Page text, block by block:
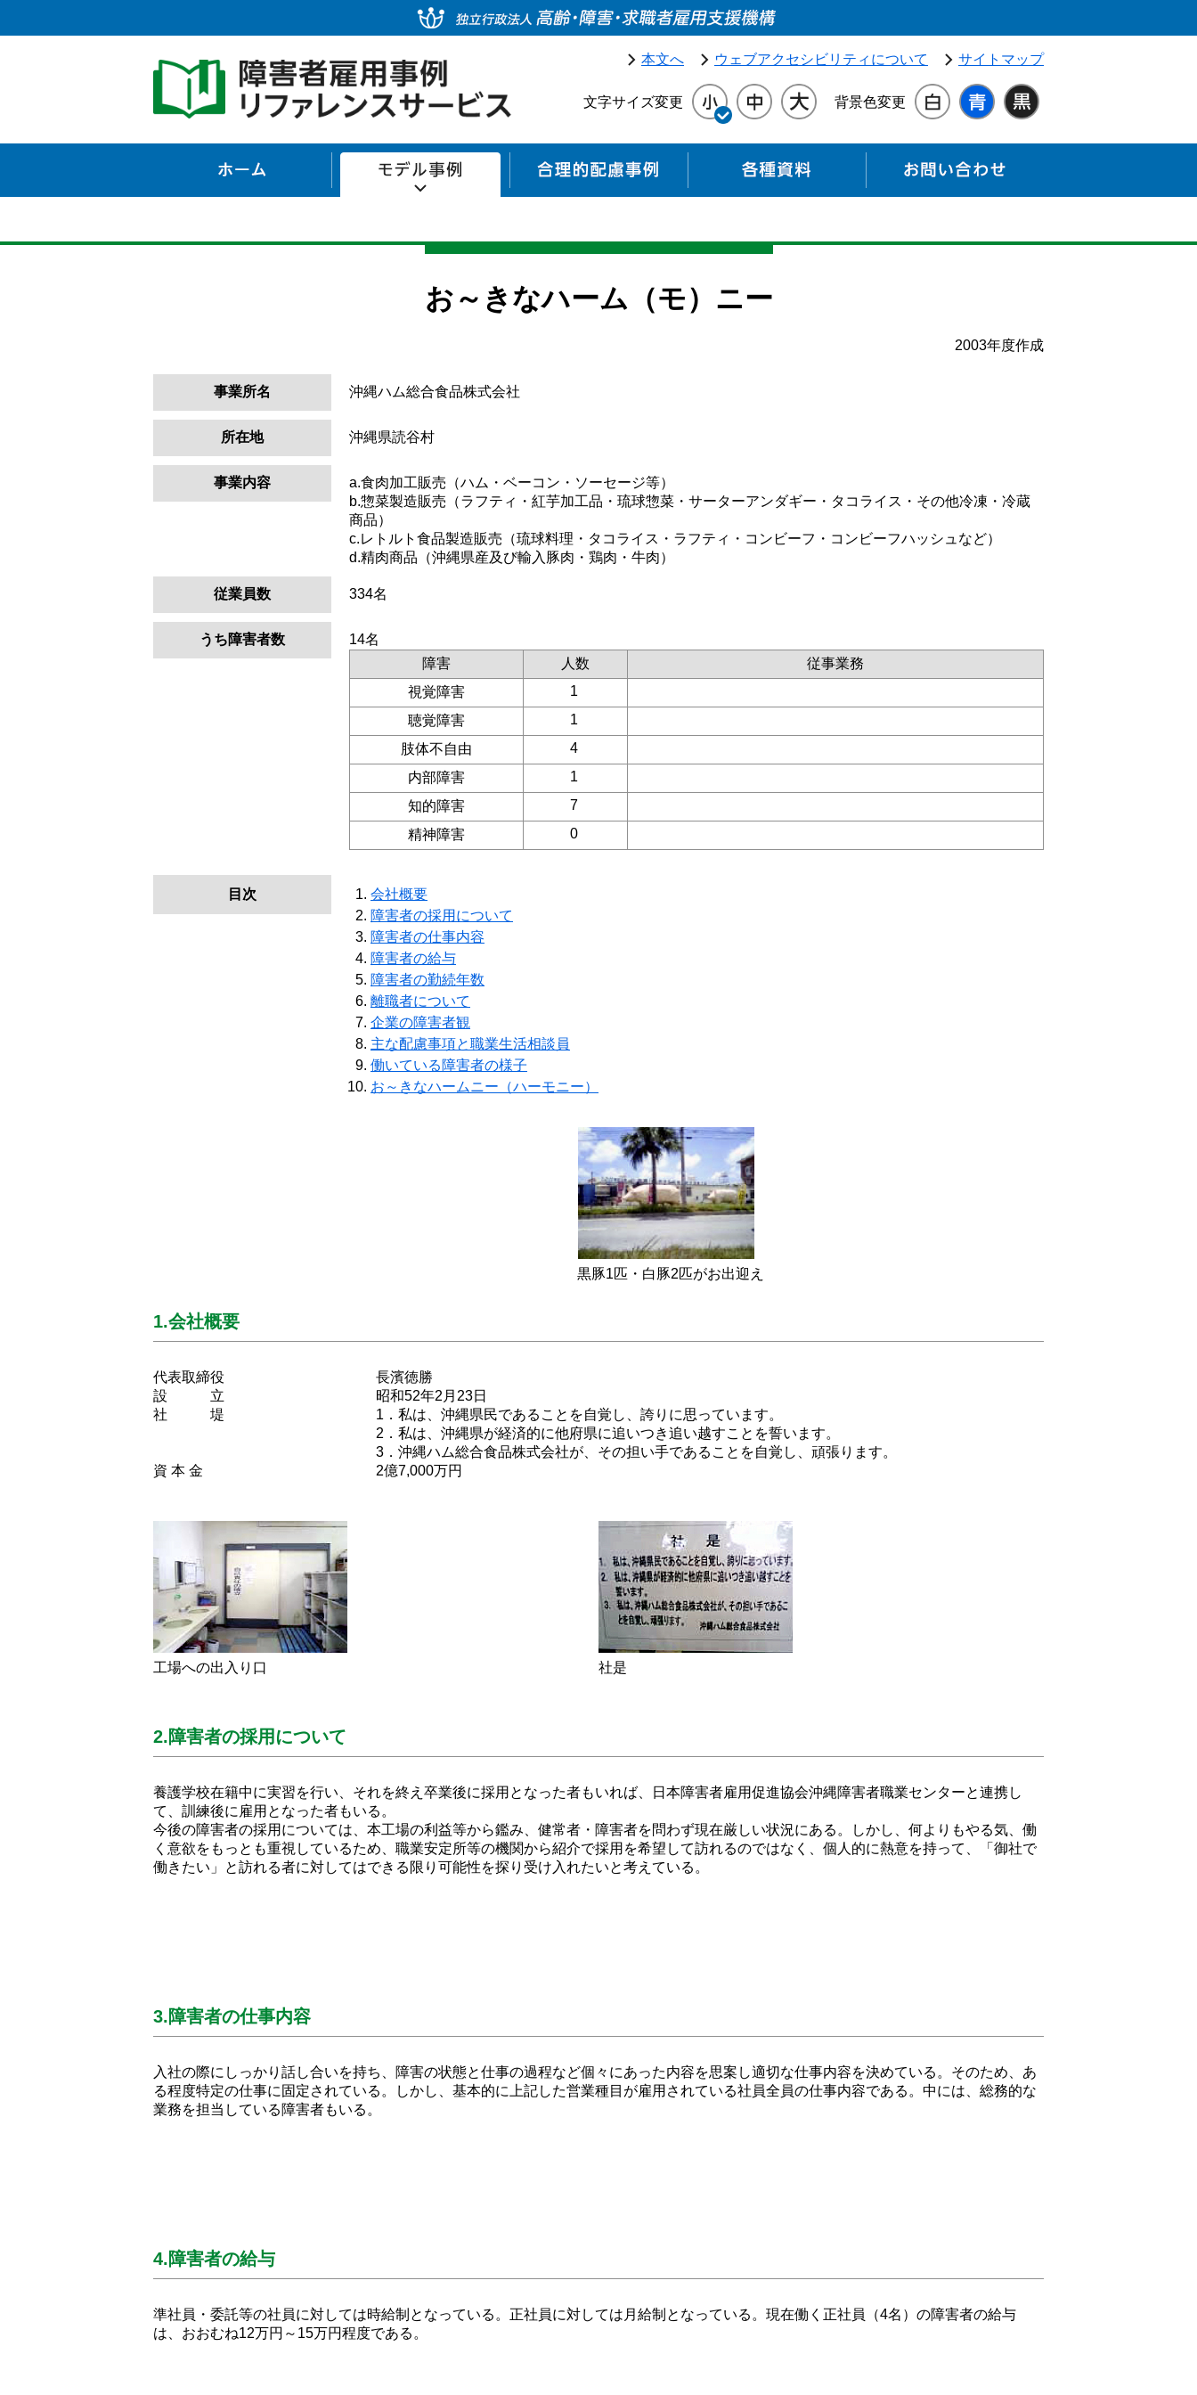
本文へ ウェブアクセシビリティについて サイトマップ
文字サイズ変更 背景色変更
モデル事例 合理的配慮事例 各種資料
お～きなハーム（モ）ニー
2003年度作成
事業所名 沖縄ハム総合食品株式会社
所在地 沖縄県読谷村
事業内容
a.食肉加工販売（ハム・ベーコン・ソーセージ等）
b.惣菜製造販売（ラフティ・紅芋加工品・琉球惣菜・サーターアンダギー・タコライス・その他冷凍・冷蔵
商品）
c.レトルト食品製造販売（琉球料理・タコライス・ラフティ・コンビーフ・コンビーフハッシュなど）
d.精肉商品（沖縄県産及び輸入豚肉・鶏肉・牛肉）
従業員数 334名
うち障害者数
14名
障害
人数
従事業務
視覚障害
1
聴覚障害
1
肢体不自由
4
内部障害
1
知的障害
7
精神障害
0
目次
会社概要
障害者の採用について
障害者の仕事内容
障害者の給与
障害者の勤続年数
離職者について
企業の障害者観
主な配慮事項と職業生活相談員
働いている障害者の様子
お～きなハームニー（ハーモニー）
黒豚1匹・白豚2匹がお出迎え
1.会社概要
代表取締役
長濱徳勝
設 立
昭和52年2月23日
社 堤
1．私は、沖縄県民であることを自覚し、誇りに思っています。
2．私は、沖縄県が経済的に他府県に追いつき追い越すことを誓います。
3．沖縄ハム総合食品株式会社が、その担い手であることを自覚し、頑張ります。
資 本 金
2億7,000万円
工場への出入り口 社是
2.障害者の採用について
養護学校在籍中に実習を行い、それを終え卒業後に採用となった者もいれば、日本障害者雇用促進協会沖縄障害者職業センターと連携し
て、訓練後に雇用となった者もいる。
今後の障害者の採用については、本工場の利益等から鑑み、健常者・障害者を問わず現在厳しい状況にある。しかし、何よりもやる気、働
く意欲をもっとも重視しているため、職業安定所等の機関から紹介で採用を希望して訪れるのではなく、個人的に熱意を持って、「御社で
働きたい」と訪れる者に対してはできる限り可能性を探り受け入れたいと考えている。
3.障害者の仕事内容
入社の際にしっかり話し合いを持ち、障害の状態と仕事の過程など個々にあった内容を思案し適切な仕事内容を決めている。そのため、あ
る程度特定の仕事に固定されている。しかし、基本的に上記した営業種目が雇用されている社員全員の仕事内容である。中には、総務的な
業務を担当している障害者もいる。
4.障害者の給与
準社員・委託等の社員に対しては時給制となっている。正社員に対しては月給制となっている。現在働く正社員（4名）の障害者の給与
は、おおむね12万円～15万円程度である。